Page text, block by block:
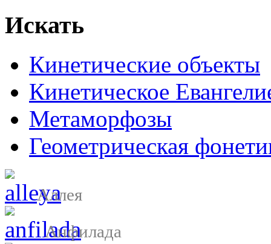
Искать
Кинетические объекты
Кинетическое
Метаморфозы
Геометрическая
Аллея
Анфилада